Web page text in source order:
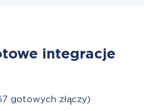
integracje
gotowych złączy)